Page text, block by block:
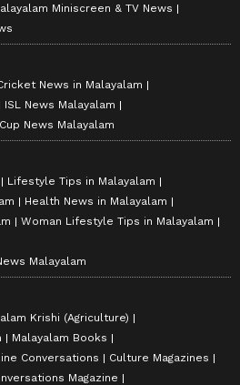
Miniscreen & TV News
News in Malayalam
ISL News Malayalam
News Malayalam
Lifestyle Tips in Malayalam
Health News in Malayalam
Woman Lifestyle Tips in Malayalam
Malayalam
Krishi (Agriculture)
Malayalam Books
Conversations
Culture Magazines
Magazine